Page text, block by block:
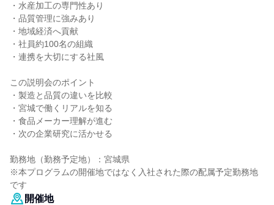
・水産加工の専門性あり
・品質管理に強みあり
・地域経済へ貢献
・社員約100名の組織
・連携を大切にする社風
この説明会のポイント
・製造と品質の違いを比較
・宮城で働くリアルを知る
・食品メーカー理解が進む
・次の企業研究に活かせる
勤務地（勤務予定地）：宮城県
※本プログラムの開催地ではなく入社された際の配属予定勤務地
です
開催地